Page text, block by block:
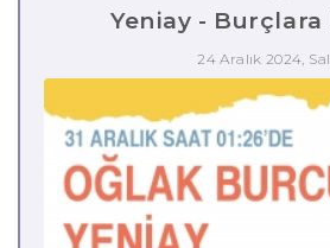
Yeniay -
24 Aralık 2024,